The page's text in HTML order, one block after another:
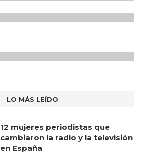
LO MÁS LEÍDO
12 mujeres periodistas que
cambiaron la radio y la televisión
en España